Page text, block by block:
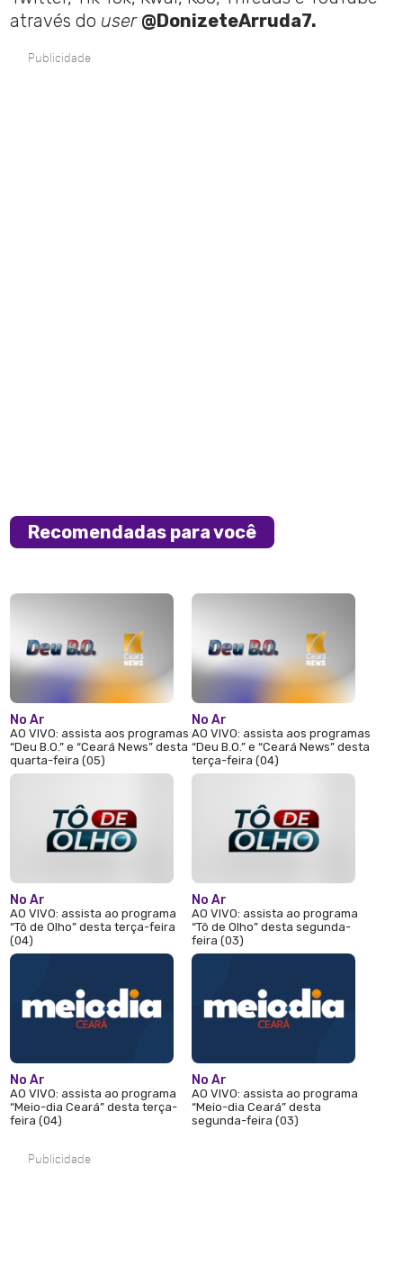
através do user @DonizeteArruda7.
Publicidade
Recomendadas para você
No Ar
AO VIVO: assista aos programas
“Deu B.O.” e “Ceará News” desta
quarta-feira (05)
No Ar
AO VIVO: assista ao programa
“Tô de Olho” desta terça-feira
(04)
No Ar
AO VIVO: assista ao programa
“Meio-dia Ceará” desta terça-
feira (04)
No Ar
AO VIVO: assista aos programas
“Deu B.O.” e “Ceará News” desta
terça-feira (04)
No Ar
AO VIVO: assista ao programa
“Tô de Olho” desta segunda-
feira (03)
No Ar
AO VIVO: assista ao programa
“Meio-dia Ceará” desta
segunda-feira (03)
Publicidade